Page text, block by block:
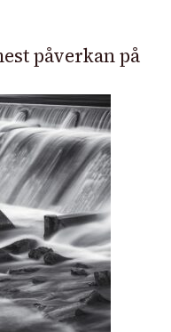
påverkan på